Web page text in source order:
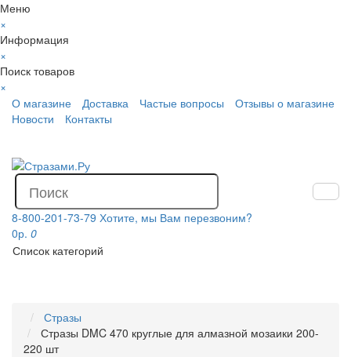
Меню
×
Информация
×
Поиск товаров
×
О магазине
Доставка Частые вопросы
Отзывы о магазине
Новости
Контакты
8-800-201-73-79 Хотите, мы Вам перезвоним?
0р. 0
Список категорий
Стразы
Стразы DMC 470 круглые для алмазной мозаики 200-
220 шт